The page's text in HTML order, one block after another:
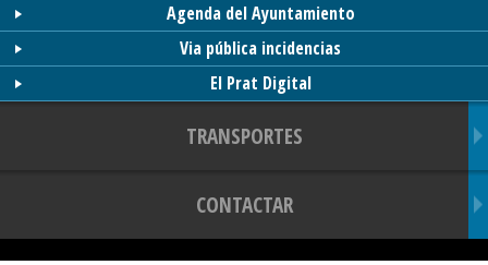
Agenda del Ayuntamiento
Via pública incidencias
El Prat Digital
TRANSPORTES
CONTACTAR